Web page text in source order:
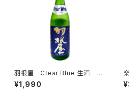
羽根屋 Clear Blue 生酒 72
0ml
¥1,990